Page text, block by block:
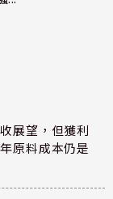
展望，但獲利
原料成本仍是